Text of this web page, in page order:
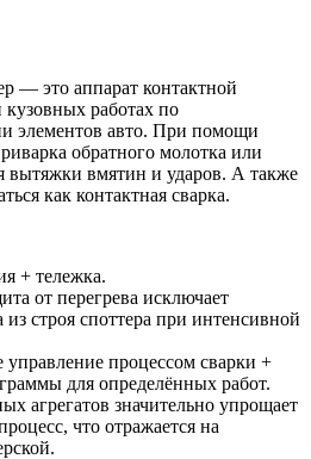
— это аппарат контактной
работах по
элементов авто. При помощи
обратного молотка или
вытяжки вмятин и ударов. А также
как контактная сварка.
+ тележка.
от перегрева исключает
строя споттера при интенсивной
процессом сварки +
для определённых работ.
агрегатов значительно упрощает
что отражается на